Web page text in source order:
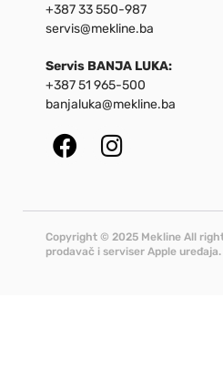
+387 33 550-987
servis@mekline.ba
Servis BANJA LUKA:
+387 51 965-500
banjaluka@mekline.ba
Copyright © 2025 Mekline All
prodavač i serviser Apple uređaja.